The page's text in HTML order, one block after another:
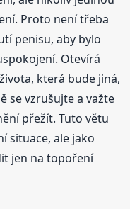
Proto není třeba
penisu, aby bylo
Otevírá
která bude jiná,
se vzrušujte a važte
přežít. Tuto větu
situace, ale jako
jen na topoření